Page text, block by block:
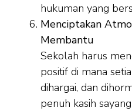
hukuman yang
Menciptakan
Membantu
Sekolah harus
positif di mana
dihargai, dan
penuh kasih